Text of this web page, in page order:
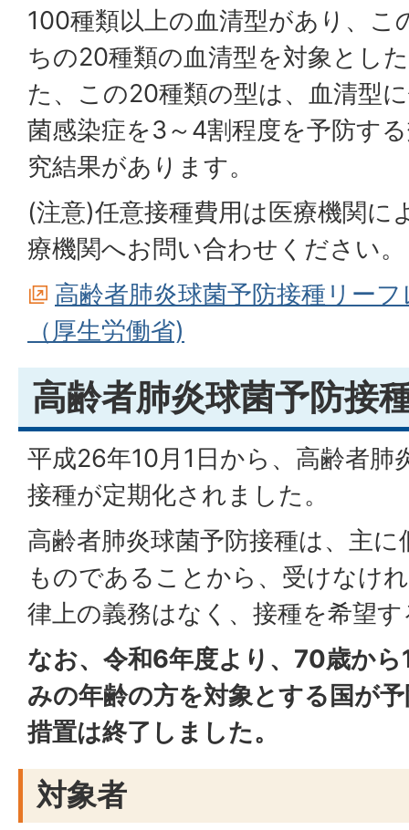
100種類以上の血清型があり、
ちの20種類の血清型を対象とし
た、この20種類の型は、血清型
菌感染症を3～4割程度を予防す
究結果があります。
(注意)任意接種費用は医療機関に
療機関へお問い合わせください。
高齢者肺炎球菌予防接種リー
（厚生労働省)
高齢者肺炎球菌予防接
平成26年10月1日から、高齢者肺
接種が定期化されました。
高齢者肺炎球菌予防接種は、主
ものであることから、受けなけ
律上の義務はなく、接種を希望
なお、令和6年度より、70歳か
みの年齢の方を対象とする国が
措置は終了しました。
対象者